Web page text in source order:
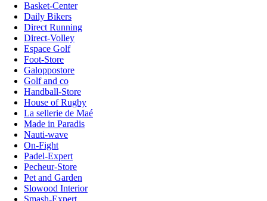
Basket-Center
Daily Bikers
Direct Running
Direct-Volley
Espace Golf
Foot-Store
Galoppostore
Golf and co
Handball-Store
House of Rugby
La sellerie de Maé
Made in Paradis
Nauti-wave
On-Fight
Padel-Expert
Pecheur-Store
Pet and Garden
Slowood Interior
Smash-Expert